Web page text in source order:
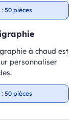
50 pièces
à chaud est
personnaliser
50 pièces